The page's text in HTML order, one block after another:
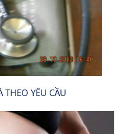
THEO YÊU CẦU